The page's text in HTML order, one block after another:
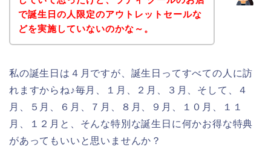
で誕生日の人限定のアウトレットセールな
どを実施していないのかな～。
私の誕生日は４月ですが、誕生日ってすべての人に訪
れますからね♪毎月、１月、２月、３月、そして、４
月、５月、６月、７月、８月、９月、１０月、１１
月、１２月と、そんな特別な誕生日に何かお得な特典
があってもいいと思いませんか？